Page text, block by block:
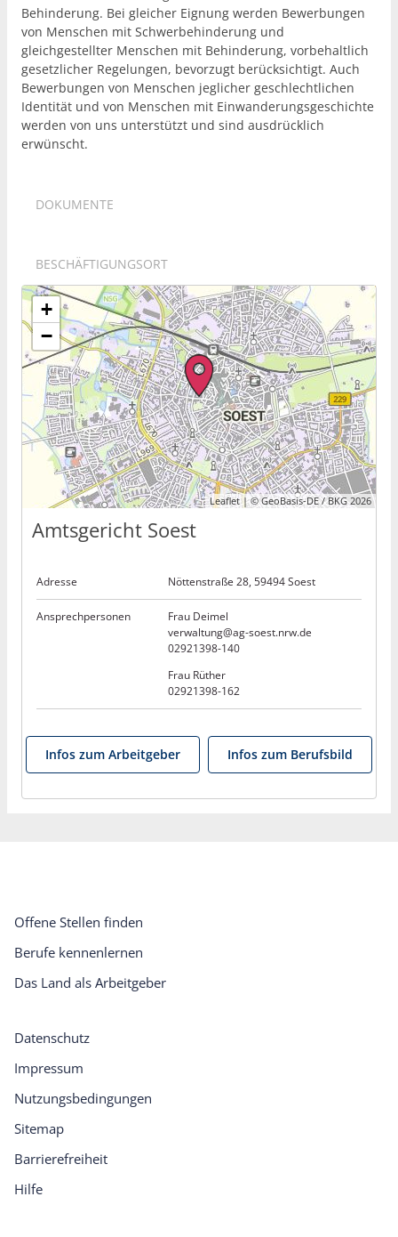
Behinderung. Bei gleicher Eignung werden Bewerbungen
von Menschen mit Schwerbehinderung und
gleichgestellter Menschen mit Behinderung, vorbehaltlich
gesetzlicher Regelungen, bevorzugt berücksichtigt. Auch
Bewerbungen von Menschen jeglicher geschlechtlichen
Identität und von Menschen mit Einwanderungsgeschichte
werden von uns unterstützt und sind ausdrücklich
erwünscht.
DOKUMENTE
BESCHÄFTIGUNGSORT
+
−
Leaflet | © GeoBasis-DE / BKG 2026
Amtsgericht Soest
Adresse Nöttenstraße 28, 59494 Soest
Ansprechpersonen
Frau Deimel
verwaltung@ag-soest.nrw.de
02921398-140
Frau Rüther
02921398-162
Infos zum Arbeitgeber Infos zum Berufsbild
Offene Stellen finden
Berufe kennenlernen
Das Land als Arbeitgeber
Datenschutz
Impressum
Nutzungsbedingungen
Sitemap
Barrierefreiheit
Hilfe